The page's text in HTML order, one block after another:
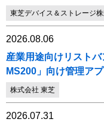
東芝デバイス＆ストレージ
2026.08.06
産業用途向けリスト
MS200」向け管理ア
株式会社 東芝
2026.07.31